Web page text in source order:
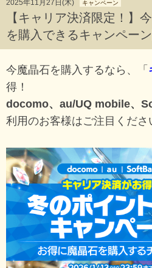
2025年11月27日(木) キャンペーン
【キャリア決済限定！】
を購入できるキャンペーン
今魔晶石を購入するなら、「
得！
docomo、au/UQ mobile、
利用のお客様はご注目くださ